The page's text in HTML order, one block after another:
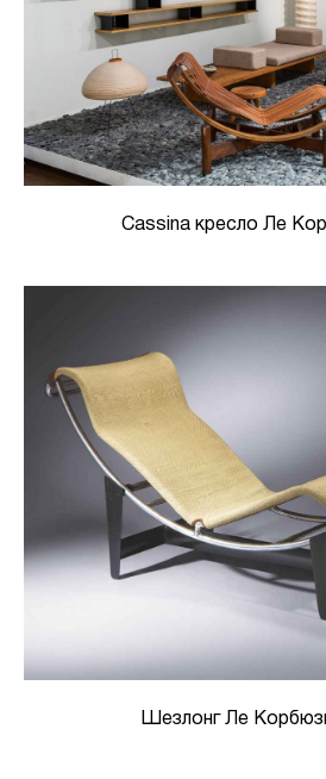
Cassina кресло Ле
Шезлонг Ле